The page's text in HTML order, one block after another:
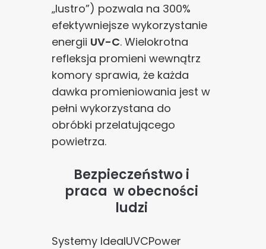
„lustro”) pozwala na 300%
efektywniejsze wykorzystanie
energii UV-C. Wielokrotna
refleksja promieni wewnątrz
komory sprawia, że każda
dawka promieniowania jest w
pełni wykorzystana do
obróbki przelatującego
powietrza.
Bezpieczeństwo i
praca w obecności
ludzi
Systemy IdealUVCPower